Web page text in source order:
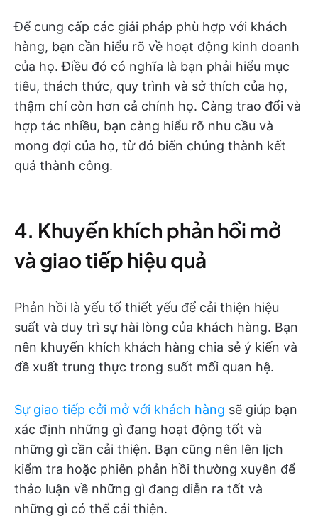
Để cung cấp các giải pháp phù hợp với khách
hàng, bạn cần hiểu rõ về hoạt động kinh doanh
của họ. Điều đó có nghĩa là bạn phải hiểu mục
tiêu, thách thức, quy trình và sở thích của họ,
thậm chí còn hơn cả chính họ. Càng trao đổi và
hợp tác nhiều, bạn càng hiểu rõ nhu cầu và
mong đợi của họ, từ đó biến chúng thành kết
quả thành công.
4. Khuyến khích phản hồi mở
và giao tiếp hiệu quả
Phản hồi là yếu tố thiết yếu để cải thiện hiệu
suất và duy trì sự hài lòng của khách hàng. Bạn
nên khuyến khích khách hàng chia sẻ ý kiến và
đề xuất trung thực trong suốt mối quan hệ.
Sự giao tiếp cởi mở với khách hàng sẽ giúp bạn
xác định những gì đang hoạt động tốt và
những gì cần cải thiện. Bạn cũng nên lên lịch
kiểm tra hoặc phiên phản hồi thường xuyên để
thảo luận về những gì đang diễn ra tốt và
những gì có thể cải thiện.